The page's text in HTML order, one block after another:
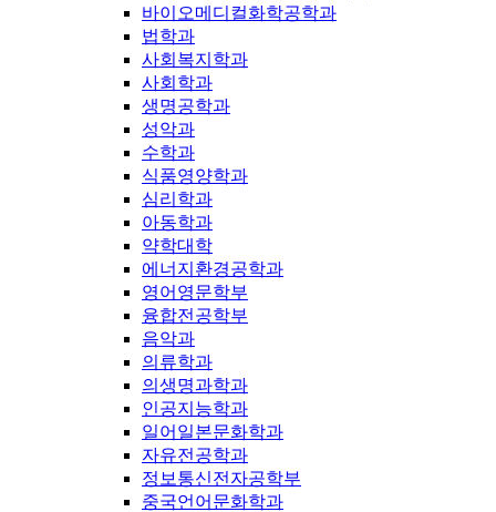
바이오메디컬화학공학과
법학과
사회복지학과
사회학과
생명공학과
성악과
수학과
식품영양학과
심리학과
아동학과
약학대학
에너지환경공학과
영어영문학부
융합전공학부
음악과
의류학과
의생명과학과
인공지능학과
일어일본문화학과
자유전공학과
정보통신전자공학부
중국언어문화학과